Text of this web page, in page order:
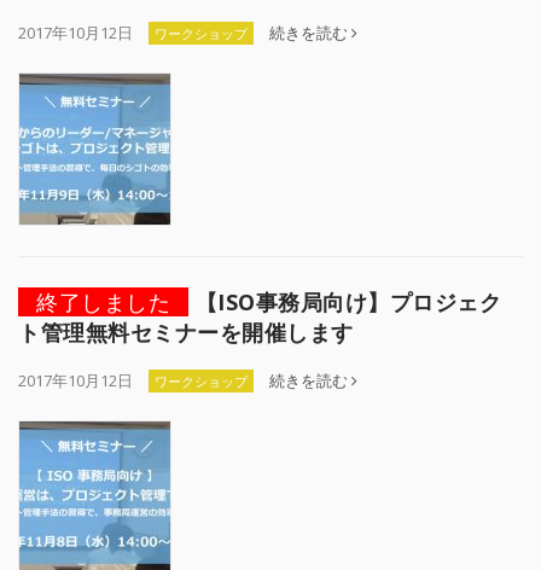
2017年10月12日 ワークショップ 続きを読む
終了しました
【ISO事務局向け】プロジェク
ト管理無料セミナーを開催します
2017年10月12日 ワークショップ 続きを読む